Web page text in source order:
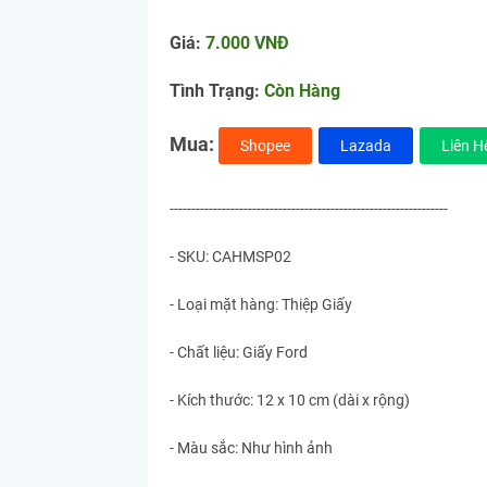
Giá: 7.000 VNĐ
Tình Trạng: Còn Hàng
Mua: Shopee Lazada Liên
----------------------------------------------------------------
- SKU: CAHMSP02
- Loại mặt hàng: Thiệp Giấy
- Chất liệu: Giấy Ford
- Kích thước: 12 x 10 cm (dài x rộng)
- Màu sắc: Như hình ảnh